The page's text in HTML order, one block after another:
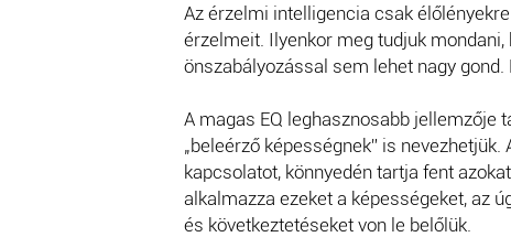
Az érzelmi intelligencia csak
érzelmeit. Ilyenkor meg tudjuk
önszabályozással sem lehet nagy
A magas EQ leghasznosabb jellemzője
„beleérző képességnek” is
kapcsolatot, könnyedén tartja fent
alkalmazza ezeket a képességeket, az
és következtetéseket von le belőlük.